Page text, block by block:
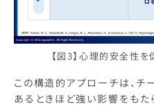
【図3】心理的安全性を
この構造的アプローチは、
あるときほど強い影響をもた